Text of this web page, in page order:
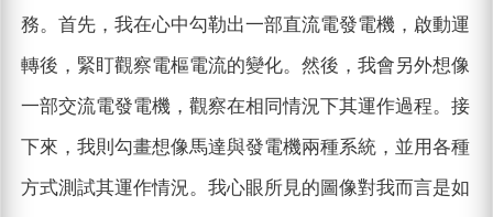
務。首先，我在心中勾勒出一部直流電發電機，啟動運
轉後，緊盯觀察電樞電流的變化。然後，我會另外想像
一部交流電發電機，觀察在相同情況下其運作過程。接
下來，我則勾畫想像馬達與發電機兩種系統，並用各種
方式測試其運作情況。我心眼所見的圖像對我而言是如